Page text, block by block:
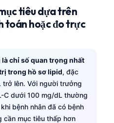
tiêu dựa trên
toán hoặc đo trực
chỉ số quan trọng nhất
trong hồ sơ lipid, đặc
trở lên. Với người trưởng
C dưới 100 mg/dL thường
bệnh nhân đã có bệnh
cần mục tiêu thấp hơn